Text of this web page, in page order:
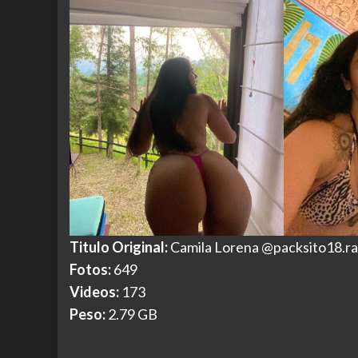
Titulo Original:Camila Lorena
Fotos:649
Videos: 173
Peso:2.79 GB